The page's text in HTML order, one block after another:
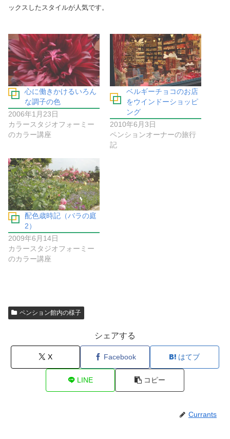
ックスしたスタイルが人気です。
心に働きかけるいろん
な調子の色
2006年1月23日
カラースタジオフォーミー
のカラー講座
ベルギーチョコのお店
をウインドーショッピ
ング
2010年6月3日
ペンションオーナーの旅行
記
配色歳時記（バラの庭
2）
2009年6月14日
カラースタジオフォーミー
のカラー講座
ペンション館内の様子
シェアする
X Facebook はてブ
LINE コピー
Currants